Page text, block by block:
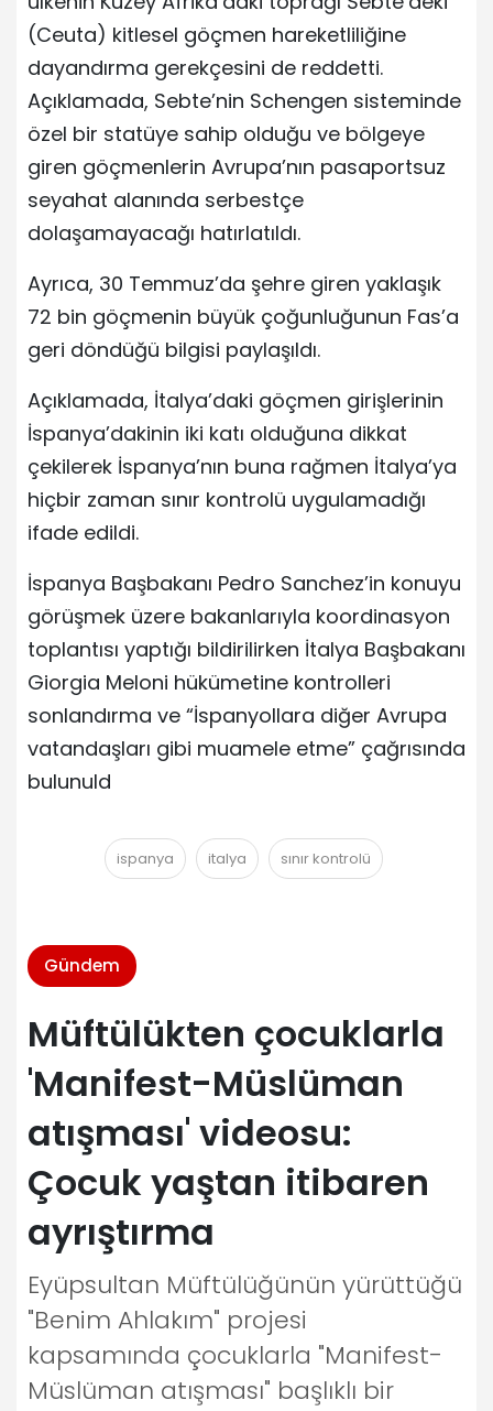
(Ceuta) kitlesel göçmen hareketliliğine
dayandırma gerekçesini de reddetti.
Açıklamada, Sebte’nin Schengen sisteminde
özel bir statüye sahip olduğu ve bölgeye
giren göçmenlerin Avrupa’nın pasaportsuz
seyahat alanında serbestçe
dolaşamayacağı hatırlatıldı.
Ayrıca, 30 Temmuz’da şehre giren yaklaşık
72 bin göçmenin büyük çoğunluğunun Fas’a
geri döndüğü bilgisi paylaşıldı.
Açıklamada, İtalya’daki göçmen girişlerinin
İspanya’dakinin iki katı olduğuna dikkat
çekilerek İspanya’nın buna rağmen İtalya’ya
hiçbir zaman sınır kontrolü uygulamadığı
ifade edildi.
İspanya Başbakanı Pedro Sanchez’in konuyu
görüşmek üzere bakanlarıyla koordinasyon
toplantısı yaptığı bildirilirken İtalya Başbakanı
Giorgia Meloni hükümetine kontrolleri
sonlandırma ve “İspanyollara diğer Avrupa
vatandaşları gibi muamele etme” çağrısında
bulunuld
ispanya italya sınır kontrolü
Gündem
Müftülükten çocuklarla
'Manifest-Müslüman
atışması' videosu:
Çocuk yaştan itibaren
ayrıştırma
Eyüpsultan Müftülüğünün yürüttüğü
"Benim Ahlakım" projesi
kapsamında çocuklarla "Manifest-
Müslüman atışması" başlıklı bir